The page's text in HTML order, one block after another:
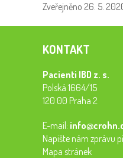
Zveřejněno 26. 5.
KONTAKT
Pacienti IBD z. s.
Polská 1664/15
120 00 Praha 2
E-mail:
Napište nám zprávu
Mapa stránek